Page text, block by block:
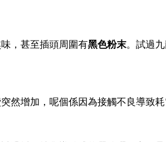
，甚至插頭周圍有黑色粉末。試過
然增加，呢個係因為接觸不良導致耗